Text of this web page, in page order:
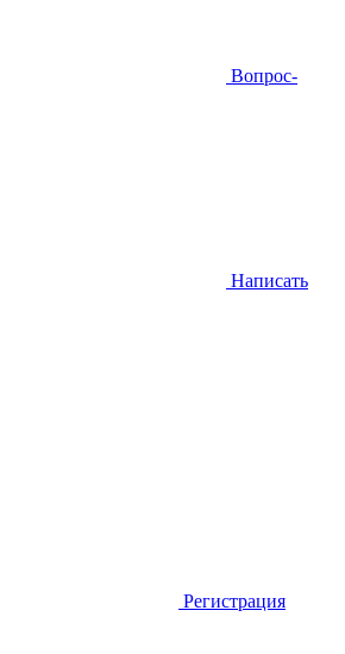
Вопрос-
Написать
Регистрация